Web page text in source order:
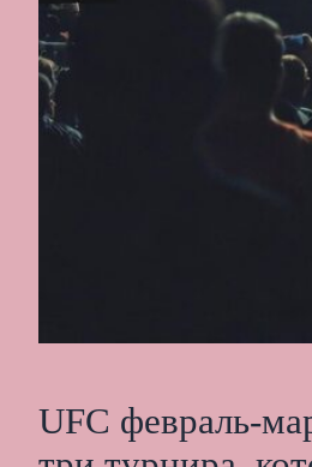
UFC февраль-